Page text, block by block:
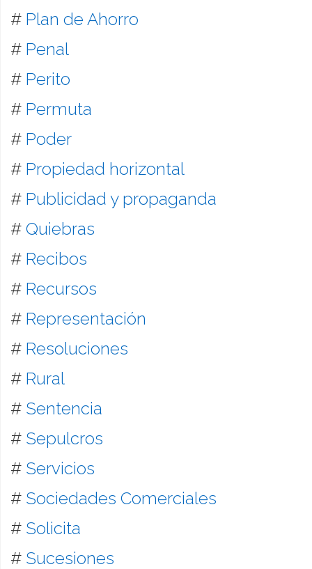
# Plan de Ahorro
# Penal
# Perito
# Permuta
# Poder
# Propiedad horizontal
# Publicidad y propaganda
# Quiebras
# Recibos
# Recursos
# Representación
# Resoluciones
# Rural
# Sentencia
# Sepulcros
# Servicios
# Sociedades Comerciales
# Solicita
# Sucesiones